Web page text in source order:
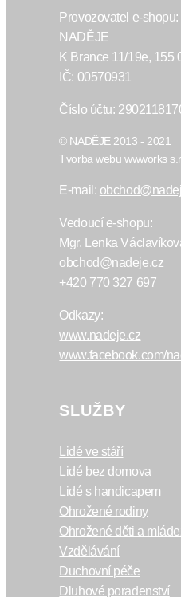
Provozovatel e-shopu:
NADĚJE
K Brance 11/19e, 155
IČ: 00570931
Číslo účtu:
© NADĚJE 2013 - 2021
Tvorba webu wwworks
E-mail:
Vedoucí e-shopu:
Mgr. Lenka
obchod@nadeje.cz
+420 770 327 697
Odkazy:
www.nadeje.cz
www.facebook.com/
SLUŽBY
Lidé ve stáří
Lidé bez domova
Lidé s handicapem
Ohrožené rodiny
Ohrožené děti a
Vzdělávání
Duchovní péče
Dluhové poradenství